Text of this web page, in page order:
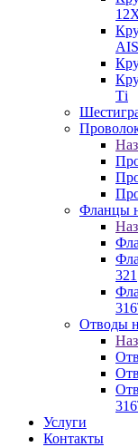
Тi
Фланцы
321
Отводы
Услуги
Контакты